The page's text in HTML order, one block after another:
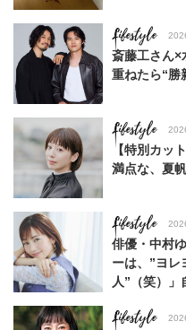
Lifestyle
斎藤工さん×
重ねたら“
Lifestyle
【特別カッ
満点な、夏
Lifestyle
俳優・中村
ーは、”ヨレ
人”（笑）」
Lifestyle